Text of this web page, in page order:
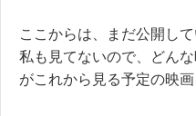
ここからは、まだ公開し
私も見てないので、どん
がこれから見る予定の映画